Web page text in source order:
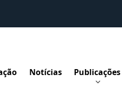
Notícias Publicações